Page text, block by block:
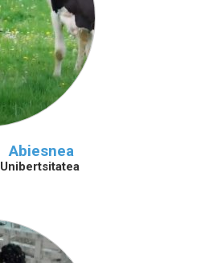
Abiesnea
Unibertsitatea